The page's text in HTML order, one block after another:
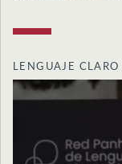
LENGUAJE CLARO